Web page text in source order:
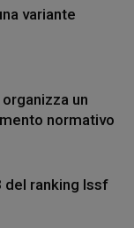
variante
un
normativo
del ranking Issf